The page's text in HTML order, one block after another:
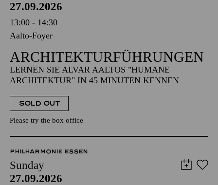
27.09.2026
13:00 - 14:30
Aalto-Foyer
ARCHITEKTUR­FÜHRUNGEN
LERNEN SIE ALVAR AALTOS "HUMANE
ARCHITEKTUR" IN 45 MINUTEN KENNEN
SOLD OUT
Please try the box office
PHILHARMONIE ESSEN
Sunday
27.09.2026